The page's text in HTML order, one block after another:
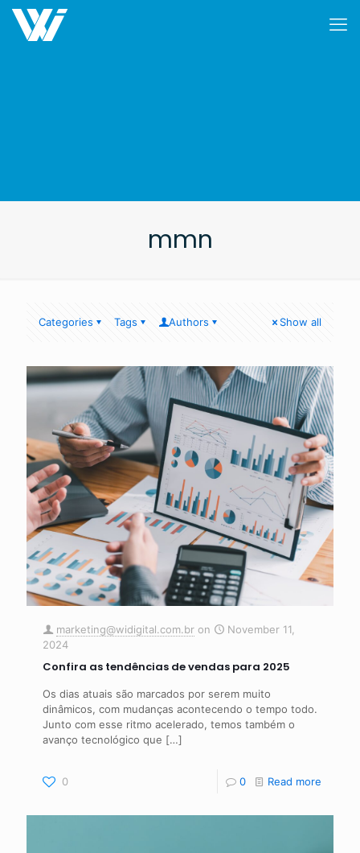
mmn
Categories Tags Authors Show all
marketing@widigital.com.br on
November 11,
2024
Confira as tendências de vendas para 2025
Os dias atuais são marcados por serem muito
dinâmicos, com mudanças acontecendo o tempo todo.
Junto com esse ritmo acelerado, temos também o
avanço tecnológico que […]
0 0 Read more